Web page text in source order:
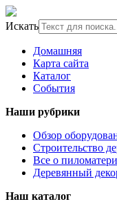
Искать
Домашняя
Карта сайта
Каталог
События
Наши рубрики
Обзор
Строительство
Все о
Деревянный
Наш каталог